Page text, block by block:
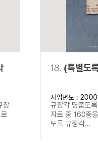
장
18. (특별도
사업년도 : 2000
규장각 명품도
자료 중 160종
도록 규장각...